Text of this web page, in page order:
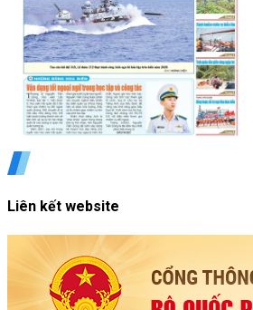
Liên kết website